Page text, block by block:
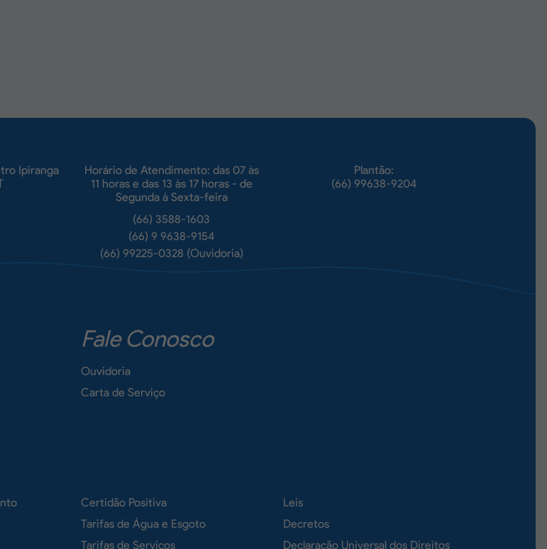
Ipiranga
Horário de Atendimento: das 07 às
11 horas e das 13 às 17 horas - de
Segunda à Sexta-feira
(66) 3588-1603
(66) 9 9638-9154
(66) 99225-0328 (Ouvidoria)
Plantão:
(66) 99638-9204
Fale Conosco
Ouvidoria
Carta de Serviço
Certidão Positiva
Tarifas de Água e Esgoto
Tarifas de Serviços
Leis
Decretos
Declaração Universal dos Direitos